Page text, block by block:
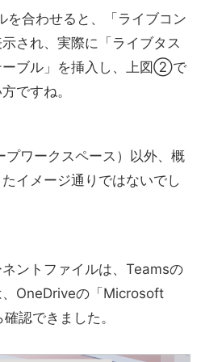
合わせると、「ライブコン
され、実際に「ライブタス
ーブル」を挿入し、上図②で
ですね。
ワークスペース）以外、概
イメージ通りではないでし
ントファイルは、Teamsの
、OneDriveの「Microsoft
認できました。